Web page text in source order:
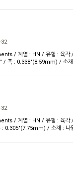
32
/ 계열 : HN / 유형 : 육각
/ 폭 : 0.338"(8.59mm) / 소재
32
/ 계열 : HN / 유형 : 육각
0.305"(7.75mm) / 소재 : 나